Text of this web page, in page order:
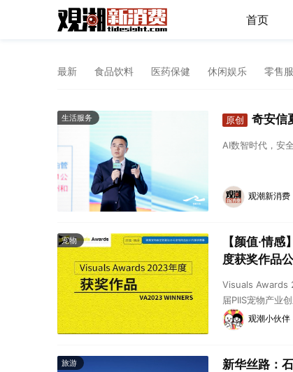
首页
最新 食品饮料 医药保健 休闲娱乐 零售
生活服务 原创 奇安信
AI数智时代，安全
观潮新消费
宠物
【颜值·情
度获奖作品
Visuals Awards
届PIIS宠物产业
观潮小伙伴
旅游 新华丝路：